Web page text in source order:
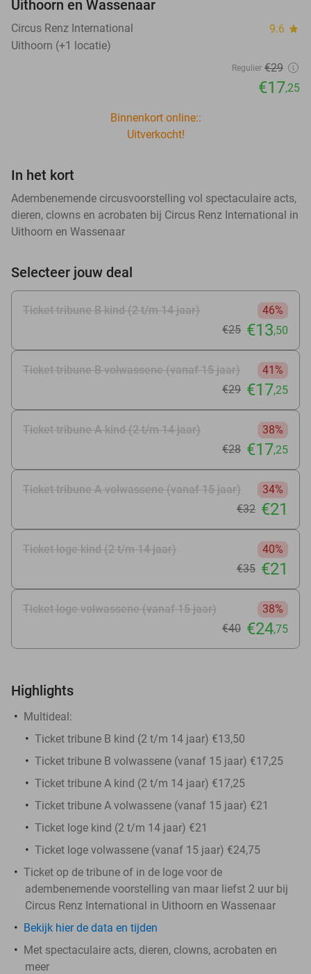
Uithoorn en Wassenaar
Circus Renz International 9.6 star
Uithoorn (+1 locatie)
Regulier €29
€17,25
Binnenkort online::
Uitverkocht!
In het kort
Adembenemende circusvoorstelling vol spectaculaire acts,
dieren, clowns en acrobaten bij Circus Renz International in
Uithoorn en Wassenaar
Selecteer jouw deal
Ticket tribune B kind (2 t/m 14 jaar)
46%
€25 €13,50
Ticket tribune B volwassene (vanaf 15 jaar)
41%
€29 €17,25
Ticket tribune A kind (2 t/m 14 jaar)
38%
€28 €17,25
Ticket tribune A volwassene (vanaf 15 jaar)
34%
€32 €21
Ticket loge kind (2 t/m 14 jaar)
40%
€35 €21
Ticket loge volwassene (vanaf 15 jaar)
38%
€40 €24,75
Highlights
Multideal:
Ticket tribune B kind (2 t/m 14 jaar) €13,50
Ticket tribune B volwassene (vanaf 15 jaar) €17,25
Ticket tribune A kind (2 t/m 14 jaar) €17,25
Ticket tribune A volwassene (vanaf 15 jaar) €21
Ticket loge kind (2 t/m 14 jaar) €21
Ticket loge volwassene (vanaf 15 jaar) €24,75
Ticket op de tribune of in de loge voor de
adembenemende voorstelling van maar liefst 2 uur bij
Circus Renz International in Uithoorn en Wassenaar
Bekijk hier de data en tijden
Met spectaculaire acts, dieren, clowns, acrobaten en
meer